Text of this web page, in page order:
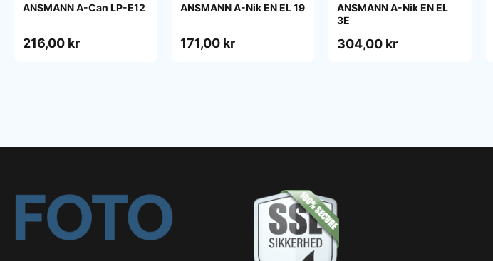
ANSMANN A-Can LP-E12
216,00 kr
ANSMANN A-Nik EN EL 19
171,00 kr
ANSMANN A-Nik EN EL
3E
304,00 kr